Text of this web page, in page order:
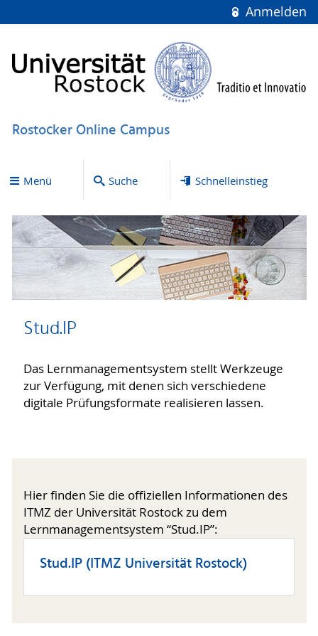
Anmelden
Rostocker Online Campus
Menü Suche Schnelleinstieg
Stud.IP
Das Lernmanagementsystem stellt Werkzeuge
zur Verfügung, mit denen sich verschiedene
digitale Prüfungsformate realisieren lassen.
Hier finden Sie die offiziellen Informationen des
ITMZ der Universität Rostock zu dem
Lernmanagementsystem “Stud.IP”:
Stud.IP (ITMZ Universität Rostock)